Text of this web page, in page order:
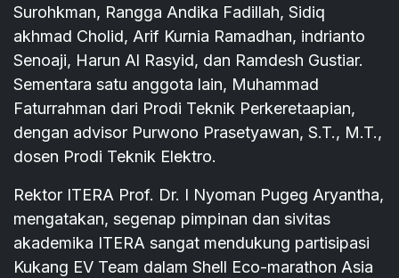
Surohkman, Rangga Andika Fadillah, Sidiq
akhmad Cholid, Arif Kurnia Ramadhan, indrianto
Senoaji, Harun Al Rasyid, dan Ramdesh Gustiar.
Sementara satu anggota lain, Muhammad
Faturrahman dari Prodi Teknik Perkeretaapian,
dengan advisor Purwono Prasetyawan, S.T., M.T.,
dosen Prodi Teknik Elektro.
Rektor ITERA Prof. Dr. I Nyoman Pugeg Aryantha,
mengatakan, segenap pimpinan dan sivitas
akademika ITERA sangat mendukung partisipasi
Kukang EV Team dalam Shell Eco-marathon Asia